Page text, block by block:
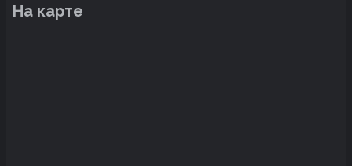
На карте